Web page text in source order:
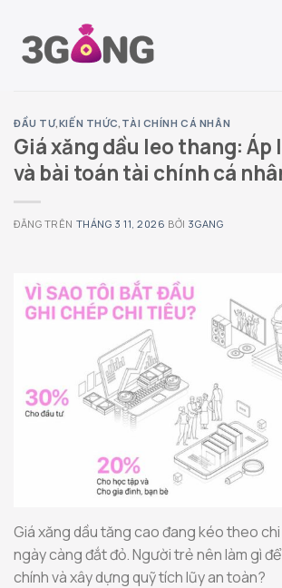
đến
ĐẦU TƯ,KIẾN THỨC, TÀI CHÍNH CÁ NHÂN
Giá xăng dầu leo thang:
và bài toán tài chính cá
ĐĂNG TRÊN THÁNG 3 11, 2026 BỞI 3GANG
Giá xăng dầu tăng cao đang kéo theo
ngày càng đắt đỏ. Người trẻ nên làm gì
chính và xây dựng quỹ tích lũy an toàn?